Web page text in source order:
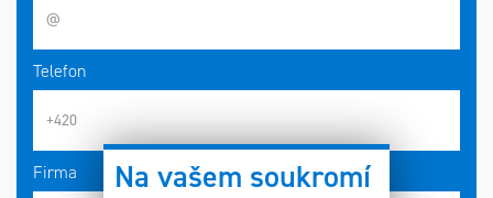
Na vašem soukromí
Telefon
Firma